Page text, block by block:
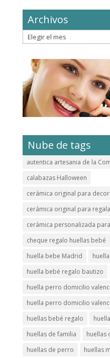
Archivos
Archivos
Nube de tags
autentica artesania de la
calabazas Halloween
cerámica original para
cerámica original para
cerámica personalizada
cheque regalo huellas bebé
huella bebe Madrid
huella bebé regalo bautizo
huella perro domicilio
huella perro domicilio
huellas bebé regalo
huellas de familia
huellas
huellas de perro
huellas